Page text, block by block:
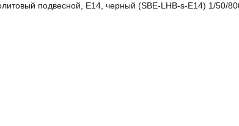
подвесной, Е14, черный (SBE-LHB-s-E14) 1/50/